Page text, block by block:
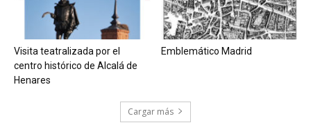
Visita teatralizada por el
centro histórico de Alcalá de
Henares
Emblemático Madrid
Cargar más